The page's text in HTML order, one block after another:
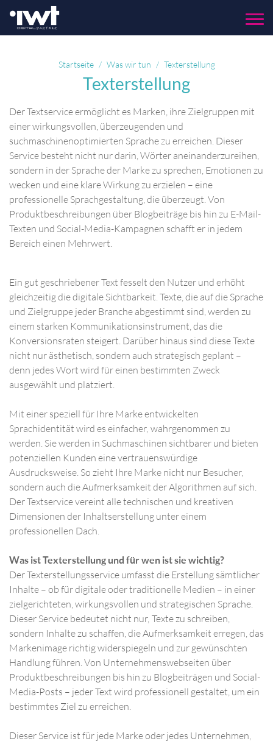
Menu
Startseite Was wir tun Texterstellung
Texterstellung
Der Textservice ermöglicht es Marken, ihre Zielgruppen mit
einer wirkungsvollen, überzeugenden und
suchmaschinenoptimierten Sprache zu erreichen. Dieser
Service besteht nicht nur darin, Wörter aneinanderzureihen,
sondern in der Sprache der Marke zu sprechen, Emotionen zu
wecken und eine klare Wirkung zu erzielen – eine
professionelle Sprachgestaltung, die überzeugt. Von
Produktbeschreibungen über Blogbeiträge bis hin zu E-Mail-
Texten und Social-Media-Kampagnen schafft er in jedem
Bereich einen Mehrwert.
Ein gut geschriebener Text fesselt den Nutzer und erhöht
gleichzeitig die digitale Sichtbarkeit. Texte, die auf die Sprache
und Zielgruppe jeder Branche abgestimmt sind, werden zu
einem starken Kommunikationsinstrument, das die
Konversionsraten steigert. Darüber hinaus sind diese Texte
nicht nur ästhetisch, sondern auch strategisch geplant –
denn jedes Wort wird für einen bestimmten Zweck
ausgewählt und platziert.
Mit einer speziell für Ihre Marke entwickelten
Sprachidentität wird es einfacher, wahrgenommen zu
werden. Sie werden in Suchmaschinen sichtbarer und bieten
potenziellen Kunden eine vertrauenswürdige
Ausdrucksweise. So zieht Ihre Marke nicht nur Besucher,
sondern auch die Aufmerksamkeit der Algorithmen auf sich.
Der Textservice vereint alle technischen und kreativen
Dimensionen der Inhaltserstellung unter einem
professionellen Dach.
Was ist Texterstellung und für wen ist sie wichtig?
Der Texterstellungsservice umfasst die Erstellung sämtlicher
Inhalte – ob für digitale oder traditionelle Medien – in einer
zielgerichteten, wirkungsvollen und strategischen Sprache.
Dieser Service bedeutet nicht nur, Texte zu schreiben,
sondern Inhalte zu schaffen, die Aufmerksamkeit erregen, das
Markenimage richtig widerspiegeln und zur gewünschten
Handlung führen. Von Unternehmenswebseiten über
Produktbeschreibungen bis hin zu Blogbeiträgen und Social-
Media-Posts – jeder Text wird professionell gestaltet, um ein
bestimmtes Ziel zu erreichen.
Dieser Service ist für jede Marke oder jedes Unternehmen,